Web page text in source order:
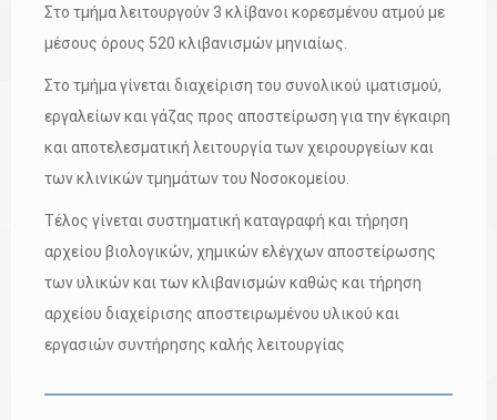
Στο τμήμα λειτουργούν 3 κλίβανοι κορεσμένου ατμού με
μέσους όρους 520 κλιβανισμών μηνιαίως.
Στο τμήμα γίνεται διαχείριση του συνολικού ιματισμού,
εργαλείων και γάζας προς αποστείρωση για την έγκαιρη
και αποτελεσματική λειτουργία των χειρουργείων και
των κλινικών τμημάτων του Νοσοκομείου.
Τέλος γίνεται συστηματική καταγραφή και τήρηση
αρχείου βιολογικών, χημικών ελέγχων αποστείρωσης
των υλικών και των κλιβανισμών καθώς και τήρηση
αρχείου διαχείρισης αποστειρωμένου υλικού και
εργασιών συντήρησης καλής λειτουργίας